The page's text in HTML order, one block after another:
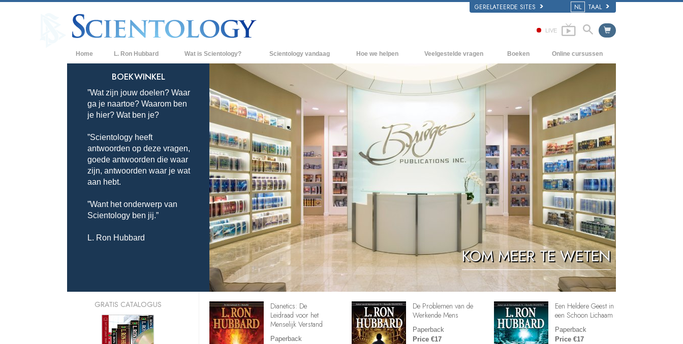
GERELATEERDE SITES NL TAAL
LIVE
Home L. Ron Hubbard Wat is Scientology?
Overtuigingen & Praktijken
De Credo’s en Codes van Scientology
Wat scientologen zeggen over
Maak kennis met een scientoloog
Binnen in een Kerk
De Grondbeginselen van Scientology
Een Inleiding tot Dianetics
Liefde en Haat –
Wat is Grootheid?
Scientology vandaag
Nieuwe Scientology Kerken
Hogere Organisaties
Flag Land Base
Freewinds
Scientology beschikbaar maken voor de
hele wereld
David Miscavige - Kerkelijk Leider van
Scientology
Hoe we helpen Veelgestelde vragen
Achtergrond en Grondbeginselen
Binnen in een Kerk
De organisatie van Scientology
Boeken
Beginnersboeken
Luisterboeken
Introductielezingen
Films
Online cursussen
Hoe men Conflicten moet oplossen
De Drijfveren van het Bestaan
De Componenten van Begrip
Oplossingen voor een Gevaarlijke
Omgeving
Assisten voor Ziektes en Verwondingen
Integriteit en Eerlijkheid
Het Huwelijk
De Toonschaal van Emoties
Oplossingen voor het Drugsprobleem
Kinderen
Hulpmiddelen bij het Dagelijks Werk
Ethiek en de Condities
De Oorzaak van Onderdrukking
Feitenonderzoek
KOM MEER TE WETEN
BOEKWINKEL
”Wat zijn jouw doelen? Waar
ga je naartoe? Waarom ben
je hier? Wat ben je?
”Scientology heeft
antwoorden op deze vragen,
goede antwoorden die waar
zijn, antwoorden waar je wat
aan hebt.
”Want het onderwerp van
Scientology ben jij.”
L. Ron Hubbard
Dianetics: De
Leidraad voor het
Menselijk Verstand
Paperback
De Problemen van de
Werkende Mens
Paperback
Price €17
Een Heldere Geest in
een Schoon Lichaam
Paperback
Price €17
GRATIS CATALOGUS